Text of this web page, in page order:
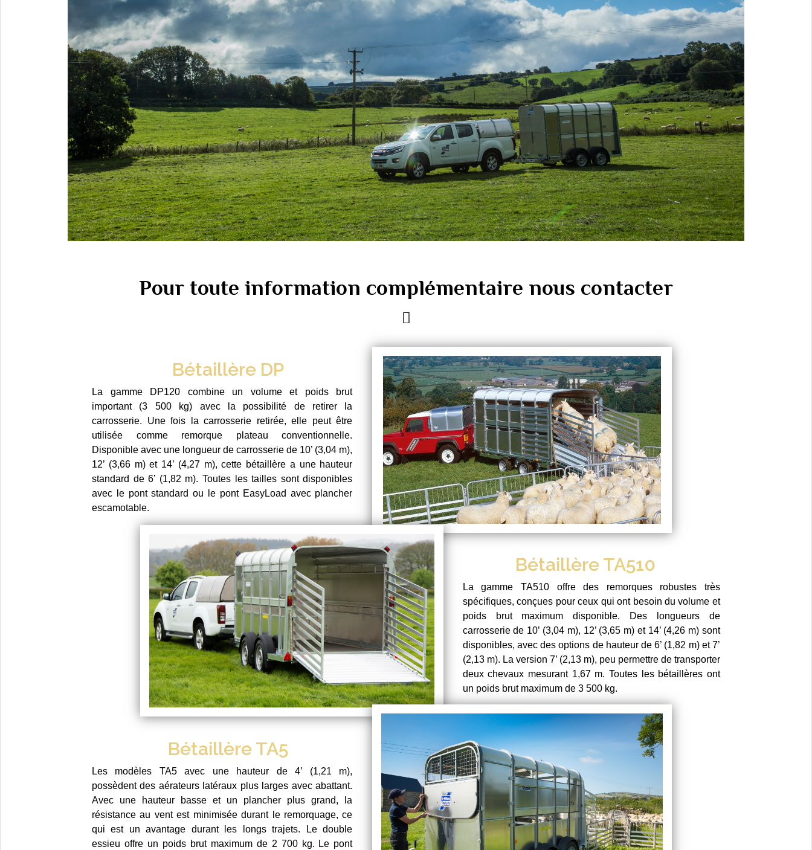
Pour toute information complémentaire nous contacter
Bétaillère DP
La gamme DP120 combine un volume et poids brut
important (3 500 kg) avec la possibilité de retirer la
carrosserie. Une fois la carrosserie retirée, elle peut être
utilisée comme remorque plateau conventionnelle.
Disponible avec une longueur de carrosserie de 10’ (3,04 m),
12’ (3,66 m) et 14’ (4,27 m), cette bétaillère a une hauteur
standard de 6’ (1,82 m). Toutes les tailles sont disponibles
avec le pont standard ou le pont EasyLoad avec plancher
escamotable.
Bétaillère TA510
La gamme TA510 offre des remorques robustes très
spécifiques, conçues pour ceux qui ont besoin du volume et
poids brut maximum disponible. Des longueurs de
carrosserie de 10’ (3,04 m), 12’ (3,65 m) et 14’ (4,26 m) sont
disponibles, avec des options de hauteur de 6’ (1,82 m) et 7’
(2,13 m). La version 7’ (2,13 m), peu permettre de transporter
deux chevaux mesurant 1,67 m. Toutes les bétaillères ont
un poids brut maximum de 3 500 kg.
Bétaillère TA5
Les modèles TA5 avec une hauteur de 4’ (1,21 m),
possèdent des aérateurs latéraux plus larges avec abattant.
Avec une hauteur basse et un plancher plus grand, la
résistance au vent est minimisée durant le remorquage, ce
qui est un avantage durant les longs trajets. Le double
essieu offre un poids brut maximum de 2 700 kg. Le pont